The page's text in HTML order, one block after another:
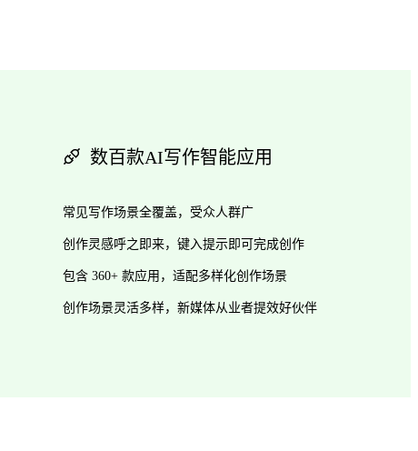
数百款AI写作智能应用
常见写作场景全覆盖，受众人群广
创作灵感呼之即来，键入提示即可完成创作
包含 360+ 款应用，适配多样化创作场景
创作场景灵活多样，新媒体从业者提效好伙伴